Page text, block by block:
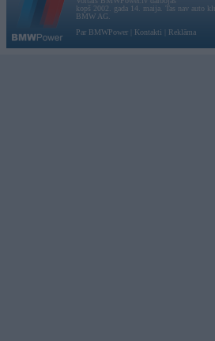
kopš 2002. gada 14. maija. Tas nav auto
BMW AG.
Par BMWPower
Kontakti Reklāma